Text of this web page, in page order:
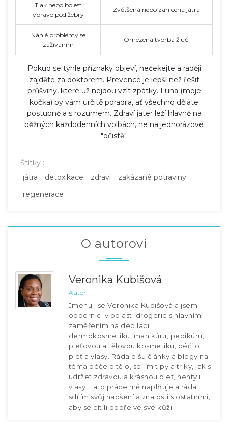
Tlak nebo bolest
vpravo pod žebry
Zvětšená nebo zanícená játra
Náhlé problémy se
zažíváním
Omezená tvorba žluči
Pokud se tyhle příznaky objeví, nečekejte a raději
zajděte za doktorem. Prevence je lepší než řešit
průšvihy, které už nejdou vzít zpátky. Luna (moje
kočka) by vám určitě poradila, ať všechno děláte
postupně a s rozumem. Zdraví jater leží hlavně na
běžných každodenních volbách, ne na jednorázové
"očistě".
Štítky :
játra
detoxikace zdraví
zakázané potraviny
regenerace
O autorovi
Veronika Kubišová
Autor
Jmenuji se Veronika Kubišová a jsem
odbornicí v oblasti drogerie s hlavním
zaměřením na depilaci,
dermokosmetiku, manikúru, pedikúru,
pleťovou a tělovou kosmetiku, péči o
pleť a vlasy. Ráda píšu články a blogy na
téma péče o tělo, sdílím tipy a triky, jak si
udržet zdravou a krásnou pleť, nehty i
vlasy. Tato práce mě naplňuje a ráda
sdílím svůj nadšení a znalosti s ostatními,
aby se cítili dobře ve své kůži.